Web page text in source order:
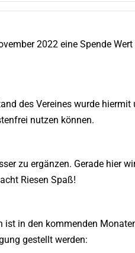
2022 eine Spende
des Vereines wurde
nutzen können.
zu ergänzen. Gerade hier
Riesen Spaß!
in den kommenden
gestellt werden: